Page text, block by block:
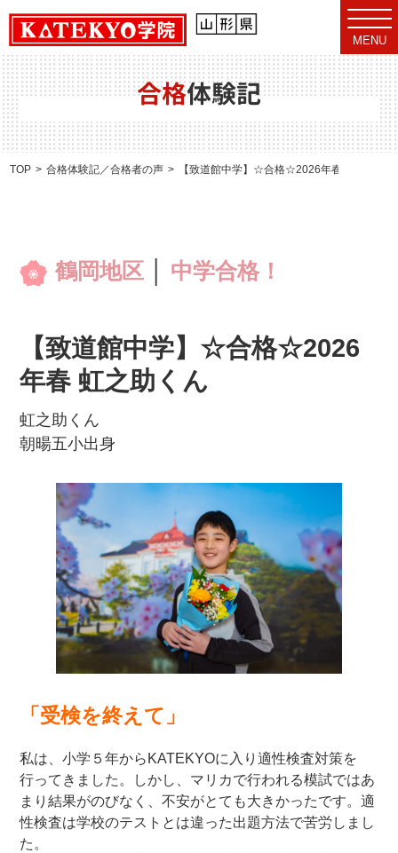
t
o
g
g
l
e
n
v
i
g
MENU
合格体験記
TOP 合格体験記／合格者の声 【致道館中学】☆合格☆2026年春 虹之助くん
鶴岡地区 中学合格！
【致道館中学】☆合格☆2026
年春 虹之助くん
虹之助くん
朝暘五小出身
「受検を終えて」
私は、小学５年からKATEKYOに入り適性検査対策を
行ってきました。しかし、マリカで行われる模試ではあ
まり結果がのびなく、不安がとても大きかったです。適
性検査は学校のテストとは違った出題方法で苦労しまし
た。